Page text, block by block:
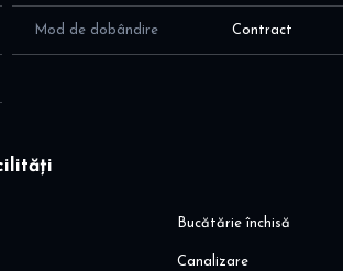
Mod de dobândire Contract
Bucătărie închisă
Canalizare